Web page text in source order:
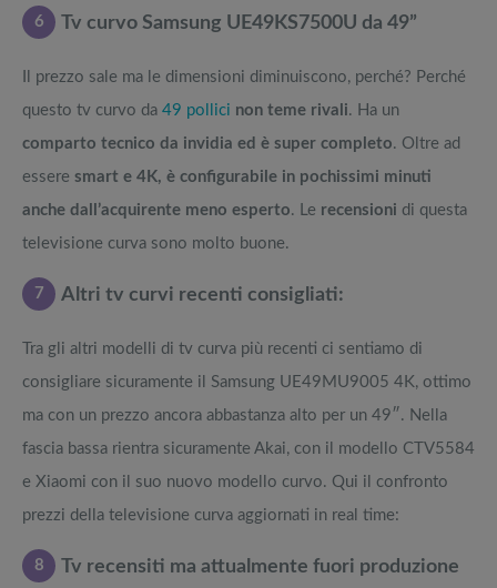
6 Tv curvo Samsung UE49KS7500U da 49”
Il prezzo sale ma le dimensioni diminuiscono, perché? Perché
questo tv curvo da 49 pollici non teme rivali. Ha un
comparto tecnico da invidia ed è super completo. Oltre ad
essere smart e 4K, è configurabile in pochissimi minuti
anche dall’acquirente meno esperto. Le recensioni di questa
televisione curva sono molto buone.
7 Altri tv curvi recenti consigliati:
Tra gli altri modelli di tv curva più recenti ci sentiamo di
consigliare sicuramente il Samsung UE49MU9005 4K, ottimo
ma con un prezzo ancora abbastanza alto per un 49″. Nella
fascia bassa rientra sicuramente Akai, con il modello CTV5584
e Xiaomi con il suo nuovo modello curvo. Qui il confronto
prezzi della televisione curva aggiornati in real time:
8 Tv recensiti ma attualmente fuori produzione